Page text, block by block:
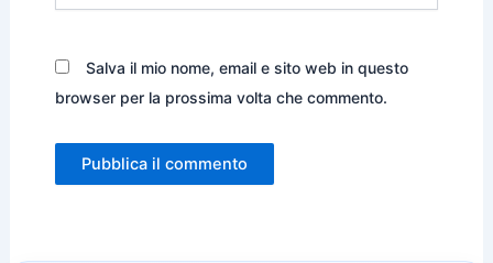
Salva il mio nome, email e sito web in questo
browser per la prossima volta che commento.